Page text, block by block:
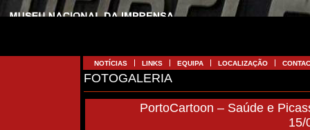
NOTÍCIAS LINKS EQUIPA LOCALIZAÇÃO
FOTOGALERIA
PortoCartoon – Saúde e
15/